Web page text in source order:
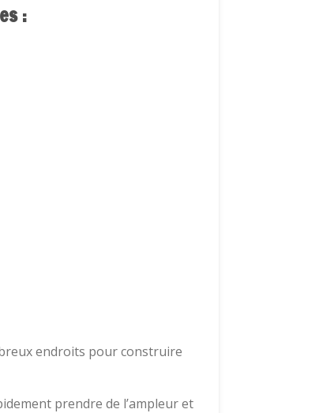
:
endroits pour construire
prendre de l’ampleur et